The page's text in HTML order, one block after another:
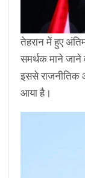
तेहरान में हुए
समर्थक माने जाने
इससे राजनीतिक
आया है।